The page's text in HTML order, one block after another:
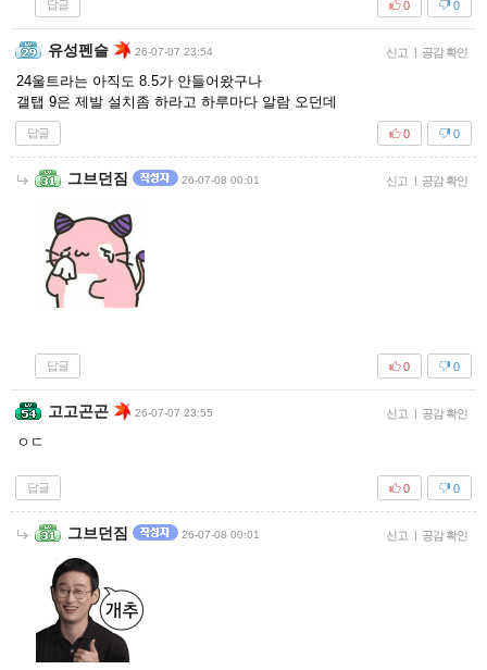
답글 0
0
유성펜슬 26-07-07 23:54 신고 | 공감 확인
24울트라는 아직도 8.5가 안들어왔구나
갤탭 9은 제발 설치좀 하라고 하루마다 알람 오던데
답글 0
0
그브던짐 26-07-08 00:01 신고 | 공감 확인
답글 0
0
고고곤곤 26-07-07 23:55 신고 | 공감 확인
ㅇㄷ
답글 0
0
그브던짐 26-07-08 00:01 신고 | 공감 확인